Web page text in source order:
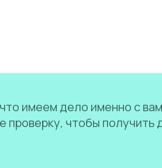
имеем дело именно с
проверку, чтобы получить